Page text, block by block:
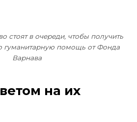
стоят в очереди, чтобы получить
гуманитарную помощь от Фонда
Варнава
на их